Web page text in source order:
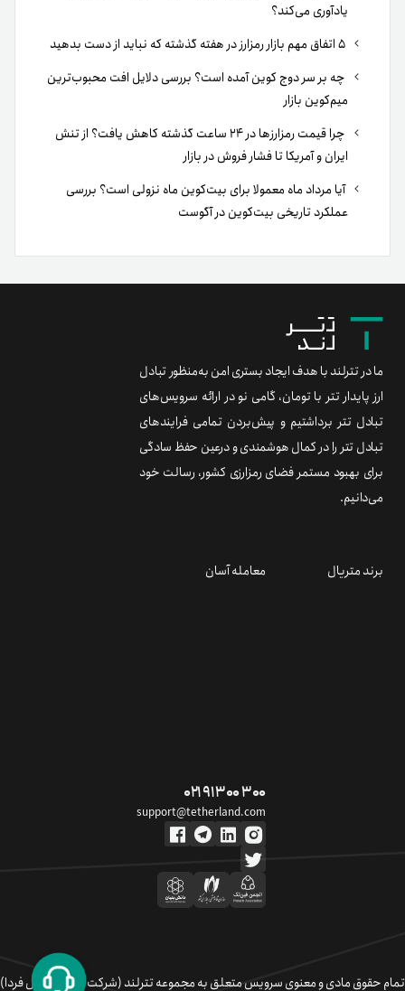
یادآوری می‌کند؟
چه بر سر دوج کوین آمده است؟ بررسی دلایل افت محبوب‌ترین
میم‌کوین بازار
چرا قیمت رمزارزها در ۲۴ ساعت گذشته کاهش یافت؟ از تنش
ایران و آمریکا تا فشار فروش در بازار
آیا مرداد ماه معمولا برای بیت‌کوین ماه نزولی است؟ بررسی
عملکرد تاریخی بیت‌کوین در آگوست
ما در تترلند با هدف ایجاد بستری امن به‌منظور تبادل
ارز پایدار تتر با تومان، گامی نو در ارائه سرویس‌های
تبادل تتر برداشتیم و پیش‌بردن تمامی فرایندهای
تبادل تتر را در کمال هوشمندی و درعین حفظ سادگی
برای بهبود مستمر فضای رمزارزی کشور، رسالت خود
می‌دانیم.
برند متریال معامله آسان
۰۲۱ ۹۱ ۳۰۰ ۳۰۰
support@tetherland.com
تمام حقوق مادی و معنوی سرویس متعلق به مجموعه تترلند (شرکت سکوی تبادل فردا)